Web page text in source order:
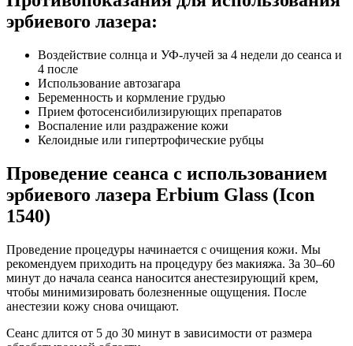
эрбиевого лазера:
Воздействие солнца и УФ-лучей за 4 недели до сеанса и
4 после
Использование автозагара
Беременность и кормление грудью
Прием фотосенсибилизирующих препаратов
Воспаление или раздражение кожи
Келоидные или гипертрофические рубцы
Проведение сеанса с использованием
эрбиевого лазера Erbium Glass (Icon
1540)
Проведение процедуры начинается с очищения кожи. Мы
рекомендуем приходить на процедуру без макияжа. За 30–60
минут до начала сеанса наносится анестезирующий крем,
чтобы минимизировать болезненные ощущения. После
анестезии кожу снова очищают.
Сеанс длится от 5 до 30 минут в зависимости от размера